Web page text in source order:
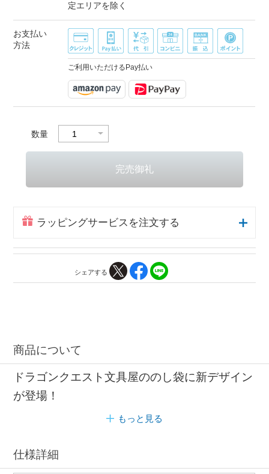
定エリアを除く
お支払い
方法
ご利用いただけるPay払い
数量
ラッピングサービスを注文する
シェアする
商品について
ドラゴンクエスト文具屋ののし袋に新デザイン
が登場！
もっと見る
仕様詳細